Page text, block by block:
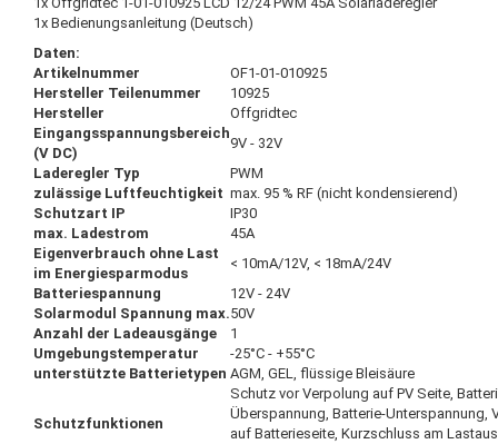
1x Bedienungsanleitung (Deutsch)
Daten:
Artikelnummer
OF1-01-010925
Hersteller Teilenummer
10925
Hersteller
Offgridtec
Eingangsspannungsbereich
(V DC)
9V - 32V
Laderegler Typ
PWM
zulässige Luftfeuchtigkeit max. 95 % RF (nicht kondensierend)
Schutzart IP
IP30
max. Ladestrom
45A
Eigenverbrauch ohne Last
im Energiesparmodus
< 10mA/12V, < 18mA/24V
Batteriespannung
12V - 24V
Solarmodul Spannung max.50V
Anzahl der Ladeausgänge
1
Umgebungstemperatur
-25°C - +55°C
unterstützte Batterietypen AGM, GEL, flüssige Bleisäure
Schutzfunktionen
Schutz vor Verpolung auf PV Seite,
Überspannung, Batterie-Unterspannung,
auf Batterieseite, Kurzschluss am